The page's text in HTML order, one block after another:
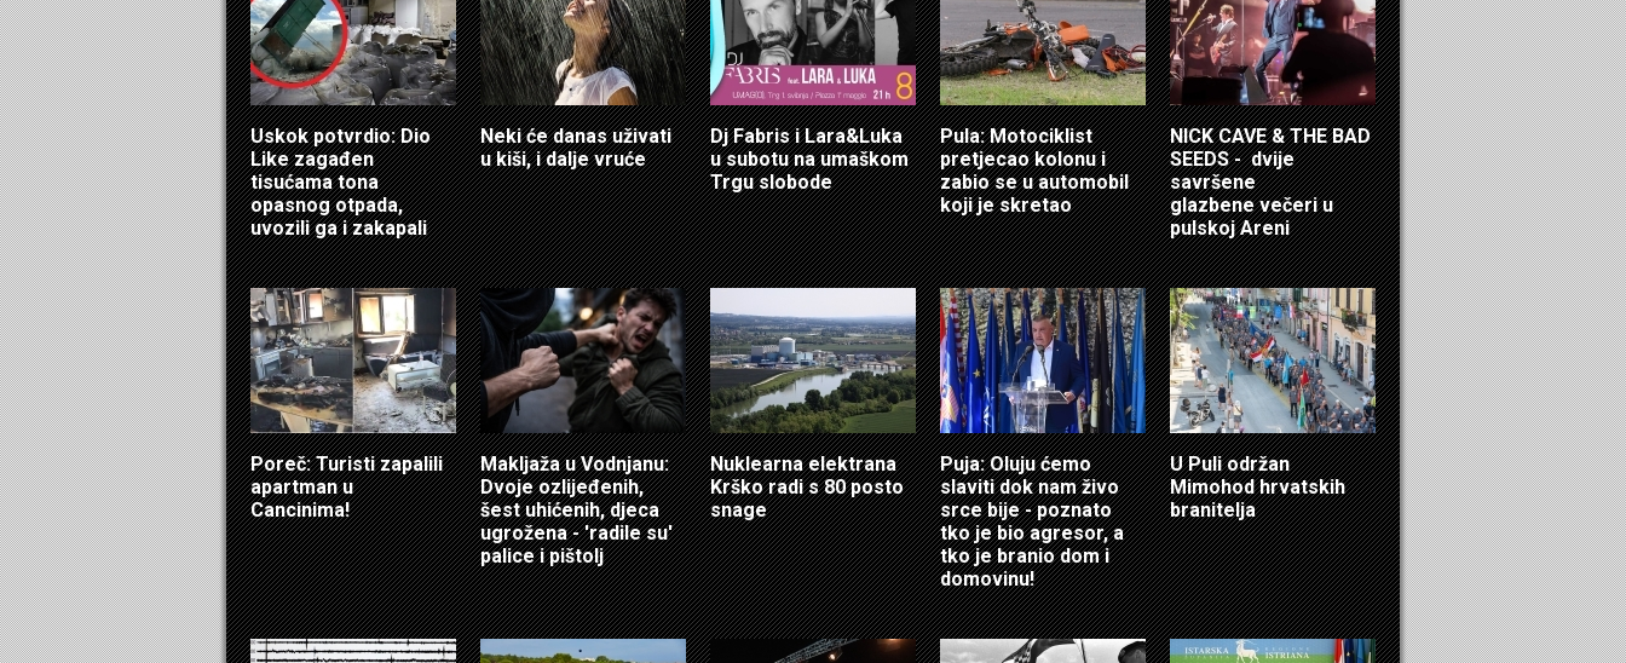
Uskok potvrdio: Dio
Like zagađen
tisućama tona
opasnog otpada,
uvozili ga i zakapali
Neki će danas uživati
u kiši, i dalje vruće
Dj Fabris i Lara&Luka
u subotu na umaškom
Trgu slobode
Pula: Motociklist
pretjecao kolonu i
zabio se u automobil
koji je skretao
NICK CAVE & THE BAD
SEEDS - dvije
savršene
glazbene večeri u
pulskoj Areni
Poreč: Turisti zapalili
apartman u
Cancinima!
Makljaža u Vodnjanu:
Dvoje ozlijeđenih,
šest uhićenih, djeca
ugrožena - 'radile su'
palice i pištolj
Nuklearna elektrana
Krško radi s 80 posto
snage
Puja: Oluju ćemo
slaviti dok nam živo
srce bije - poznato
tko je bio agresor, a
tko je branio dom i
domovinu!
U Puli održan
Mimohod hrvatskih
branitelja